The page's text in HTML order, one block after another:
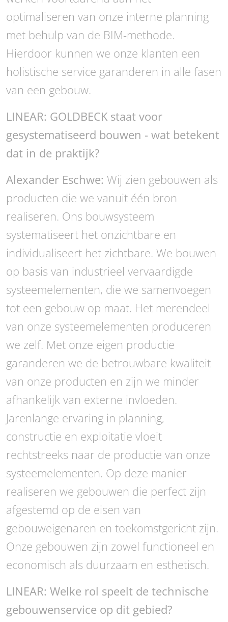
optimaliseren van onze interne planning
met behulp van de BIM-methode.
Hierdoor kunnen we onze klanten een
holistische service garanderen in alle fasen
van een gebouw.
LINEAR: GOLDBECK staat voor
gesystematiseerd bouwen - wat betekent
dat in de praktijk?
Alexander Eschwe: Wij zien gebouwen als
producten die we vanuit één bron
realiseren. Ons bouwsysteem
systematiseert het onzichtbare en
individualiseert het zichtbare. We bouwen
op basis van industrieel vervaardigde
systeemelementen, die we samenvoegen
tot een gebouw op maat. Het merendeel
van onze systeemelementen produceren
we zelf. Met onze eigen productie
garanderen we de betrouwbare kwaliteit
van onze producten en zijn we minder
afhankelijk van externe invloeden.
Jarenlange ervaring in planning,
constructie en exploitatie vloeit
rechtstreeks naar de productie van onze
systeemelementen. Op deze manier
realiseren we gebouwen die perfect zijn
afgestemd op de eisen van
gebouweigenaren en toekomstgericht zijn.
Onze gebouwen zijn zowel functioneel en
economisch als duurzaam en esthetisch.
LINEAR: Welke rol speelt de technische
gebouwenservice op dit gebied?